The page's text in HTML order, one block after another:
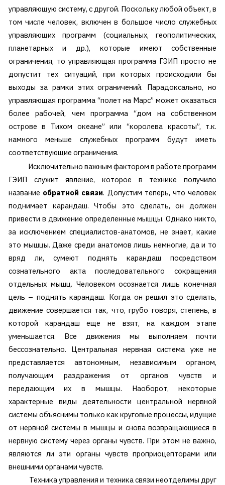
управляющую систему, с другой. Поскольку любой объект, в
том числе человек, включен в большое число служебных
управляющих программ (социальных, геополитических,
планетарных и др.), которые имеют собственные
ограничения, то управляющая программа ГЭИП просто не
допустит тех ситуаций, при которых происходили бы
выходы за рамки этих ограничений. Парадоксально, но
управляющая программа “полет на Марс” может оказаться
более рабочей, чем программа “дом на собственном
острове в Тихом океане” или “королева красоты”, т.к.
намного меньше служебных программ будут иметь
соответствующие ограничения.
Исключительно важным фактором в работе программ
ГЭИП служит явление, которое в технике получило
название обратной связи. Допустим теперь, что человек
поднимает карандаш. Чтобы это сделать, он должен
привести в движение определенные мышцы. Однако никто,
за исключением специалистов-анатомов, не знает, какие
это мышцы. Даже среди анатомов лишь немногие, да и то
вряд ли, сумеют поднять карандаш посредством
сознательного акта последовательного сокращения
отдельных мышц. Человеком осознается лишь конечная
цель – поднять карандаш. Когда он решил это сделать,
движение совершается так, что, грубо говоря, степень, в
которой карандаш еще не взят, на каждом этапе
уменьшается. Все движения мы выполняем почти
бессознательно. Центральная нервная система уже не
представляется автономным, независимым органом,
получающим раздражения от органов чувств и
передающим их в мышцы. Наоборот, некоторые
характерные виды деятельности центральной нервной
системы объяснимы только как круговые процессы, идущие
от нервной системы в мышцы и снова возвращающиеся в
нервную систему через органы чувств. При этом не важно,
являются ли эти органы чувств проприоцепторами или
внешними органами чувств.
Техника управления и техника связи неотделимы друг